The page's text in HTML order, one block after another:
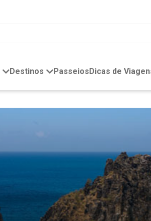
Destinos Passeios Dicas de